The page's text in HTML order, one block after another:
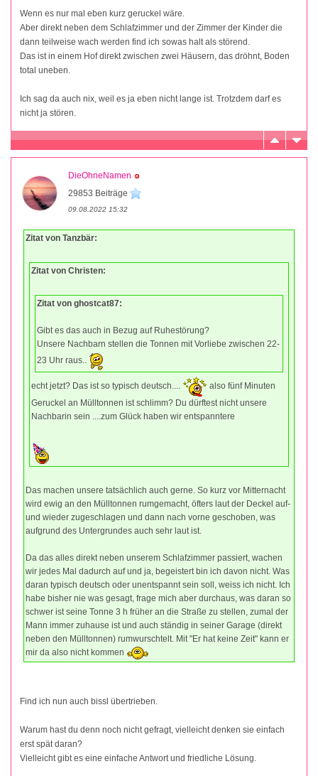
Wenn es nur mal eben kurz geruckel wäre.
Aber direkt neben dem Schlafzimmer und der Zimmer der Kinder die
dann teilweise wach werden find ich sowas halt als störend.
Das ist in einem Hof direkt zwischen zwei Häusern, das dröhnt, Boden
total uneben.
Ich sag da auch nix, weil es ja eben nicht lange ist. Trotzdem darf es
nicht ja stören.
DieOhneNamen
29853 Beiträge
09.08.2022 15:32
Zitat von Tanzbär:
Zitat von Christen:
Zitat von ghostcat87:
Gibt es das auch in Bezug auf Ruhestörung?
Unsere Nachbarn stellen die Tonnen mit Vorliebe zwischen 22-
23 Uhr raus..
echt jetzt? Das ist so typisch deutsch....
also fünf Minuten
Geruckel an Mülltonnen ist schlimm? Du dürftest nicht unsere
Nachbarin sein ....zum Glück haben wir entspanntere
Das machen unsere tatsächlich auch gerne. So kurz vor Mitternacht
wird ewig an den Mülltonnen rumgemacht, öfters laut der Deckel auf-
und wieder zugeschlagen und dann nach vorne geschoben, was
aufgrund des Untergrundes auch sehr laut ist.
Da das alles direkt neben unserem Schlafzimmer passiert, wachen
wir jedes Mal dadurch auf und ja, begeistert bin ich davon nicht. Was
daran typisch deutsch oder unentspannt sein soll, weiss ich nicht. Ich
habe bisher nie was gesagt, frage mich aber durchaus, was daran so
schwer ist seine Tonne 3 h früher an die Straße zu stellen, zumal der
Mann immer zuhause ist und auch ständig in seiner Garage (direkt
neben den Mülltonnen) rumwurschtelt. Mit "Er hat keine Zeit" kann er
mir da also nicht kommen
Find ich nun auch bissl übertrieben.
Warum hast du denn noch nicht gefragt, vielleicht denken sie einfach
erst spät daran?
Vielleicht gibt es eine einfache Antwort und friedliche Lösung.